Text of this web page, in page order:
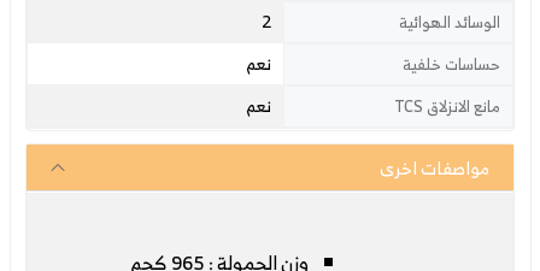
الوسائد الهوائية 2
حساسات خلفية نعم
مانع الانزلاق TCS نعم
مواصفات اخرى
وزن الحمولة : 965 كجم